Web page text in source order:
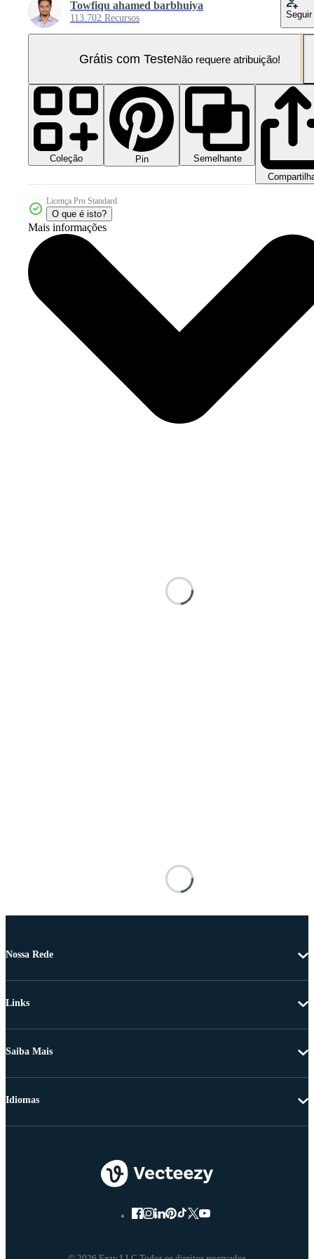
Towfiqu ahamed barbhuiya
113.702 Recursos Seguir
Grátis com TesteNão requere atribuição!
Coleção Pin
Semelhante
Licença Pro Standard
O que é isto?
Mais informações
Nossa Rede
Links
Saiba Mais
Idiomas